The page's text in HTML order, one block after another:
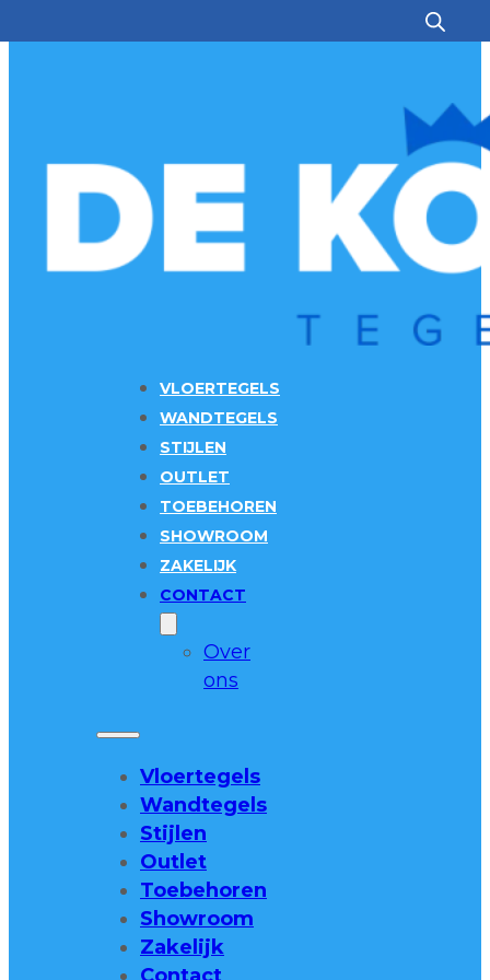
VLOERTEGELS
WANDTEGELS
STIJLEN
OUTLET
TOEBEHOREN
SHOWROOM
ZAKELIJK
CONTACT
Over
ons
Vloertegels
Wandtegels
Stijlen
Outlet
Toebehoren
Showroom
Zakelijk